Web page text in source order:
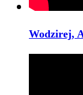
Wodzirej,